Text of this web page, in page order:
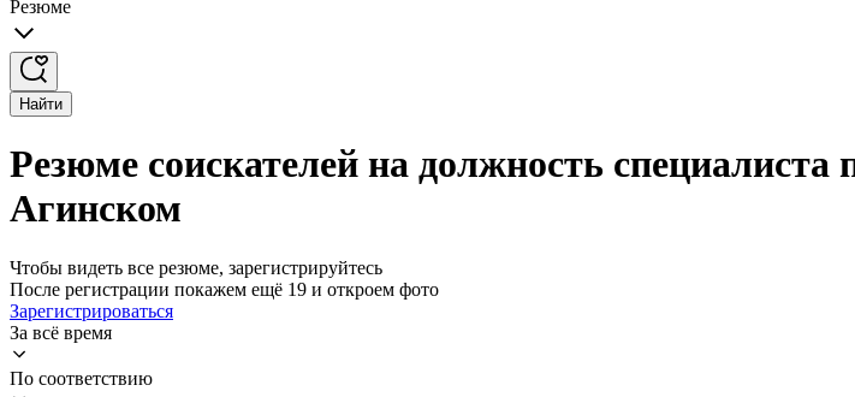
Резюме
Найти
Резюме соискателей на должность
Агинском
Чтобы видеть все резюме, зарегистрируйтесь
После регистрации покажем ещё 19 и откроем фото
Зарегистрироваться
За всё время
По соответствию